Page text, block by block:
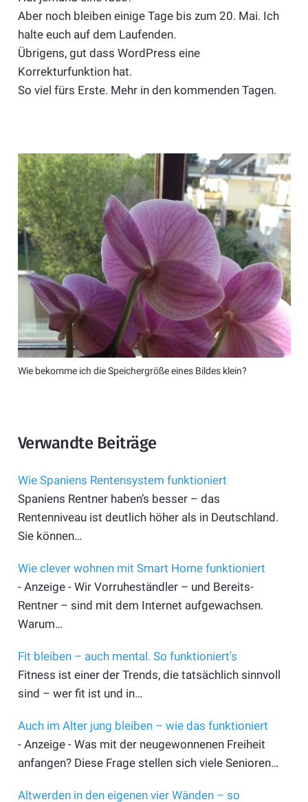
Aber noch bleiben einige Tage bis zum 20. Mai. Ich
halte euch auf dem Laufenden.
Übrigens, gut dass WordPress eine
Korrekturfunktion hat.
So viel fürs Erste. Mehr in den kommenden Tagen.
Wie bekomme ich die Speichergröße eines Bildes klein?
Verwandte Beiträge
Wie Spaniens Rentensystem funktioniert
Spaniens Rentner haben’s besser – das
Rentenniveau ist deutlich höher als in Deutschland.
Sie können…
Wie clever wohnen mit Smart Home funktioniert
- Anzeige - Wir Vorruheständler – und Bereits-
Rentner – sind mit dem Internet aufgewachsen.
Warum…
Fit bleiben – auch mental. So funktioniert's
Fitness ist einer der Trends, die tatsächlich sinnvoll
sind – wer fit ist und in…
Auch im Alter jung bleiben – wie das funktioniert
- Anzeige - Was mit der neugewonnenen Freiheit
anfangen? Diese Frage stellen sich viele Senioren…
Altwerden in den eigenen vier Wänden – so